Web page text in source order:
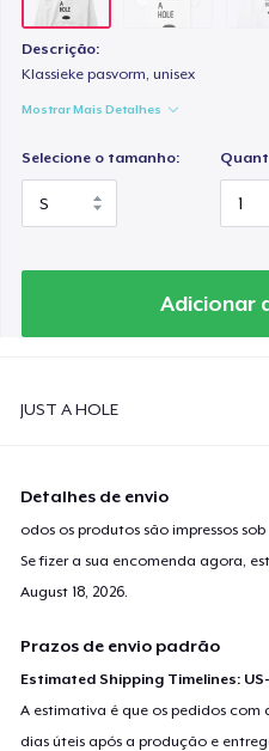
Descrição:
Klassieke pasvorm, unisex
Mostrar Mais Detalhes
Selecione o tamanho:
Adicionar
JUST A HOLE
Detalhes de envio
odos os produtos são impressos
Se fizer a sua encomenda agora,
August 18, 2026.
Prazos de envio padrão
Estimated Shipping Timelines:
A estimativa é que os pedidos com
dias úteis após a produção e
Tru Transfer